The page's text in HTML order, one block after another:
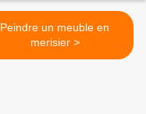
Peindre un meuble en
merisier >